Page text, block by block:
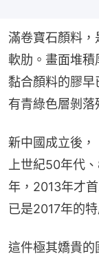
滿卷寶石顏料
軟肋。畫面堆積
黏合顏料的膠
有青綠色層剝落
新中國成立後，
上世紀50年代
年，2013年才
已是2017年的特
這件極其嬌貴的